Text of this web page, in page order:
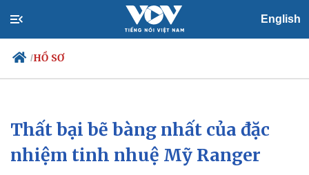
English
/HỒ SƠ
Chính trị
Đảng
Tổ chức nhân sự
Xã hội
Tin 24h
Dự báo thời tiết
Thất bại bẽ bàng nhất của đặc
nhiệm tinh nhuệ Mỹ Ranger